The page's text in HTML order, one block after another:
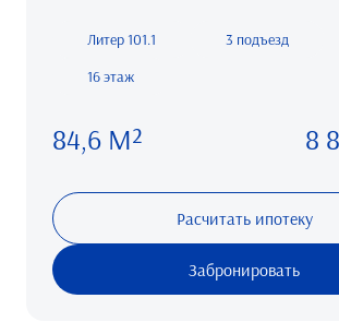
Литер 101.1
3 подъезд
16 этаж
84,6 М² 8
Расчитать ипотеку
Забронировать